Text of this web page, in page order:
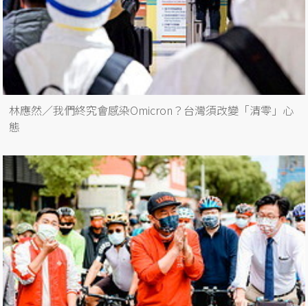
林應然／我們終究會感染Omicron？台灣須改變「清零」心
態